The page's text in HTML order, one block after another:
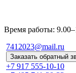
Время работы:
7412023@mail.ru
Заказать обратный
+7 917 555-10-10